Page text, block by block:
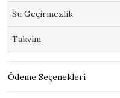
Su Geçirmezlik
Takvim
Ödeme Seçenekleri